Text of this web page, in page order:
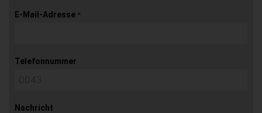
E-Mail-Adresse *
Telefonnummer
Nachricht